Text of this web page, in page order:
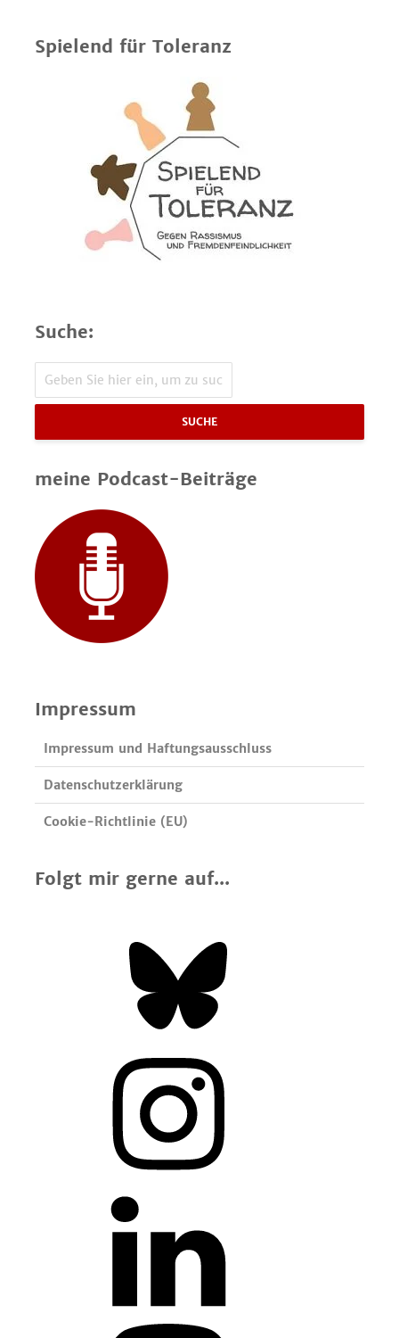
Spielend für Toleranz
Suche:
SUCHE
meine Podcast-Beiträge
Impressum
Impressum und Haftungsausschluss
Datenschutzerklärung
Cookie-Richtlinie (EU)
Folgt mir gerne auf...